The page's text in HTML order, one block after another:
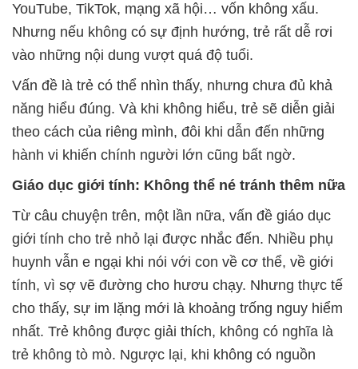
YouTube, TikTok, mạng xã hội… vốn không xấu.
Nhưng nếu không có sự định hướng, trẻ rất dễ rơi
vào những nội dung vượt quá độ tuổi.
Vấn đề là trẻ có thể nhìn thấy, nhưng chưa đủ khả
năng hiểu đúng. Và khi không hiểu, trẻ sẽ diễn giải
theo cách của riêng mình, đôi khi dẫn đến những
hành vi khiến chính người lớn cũng bất ngờ.
Giáo dục giới tính: Không thể né tránh thêm nữa
Từ câu chuyện trên, một lần nữa, vấn đề giáo dục
giới tính cho trẻ nhỏ lại được nhắc đến. Nhiều phụ
huynh vẫn e ngại khi nói với con về cơ thể, về giới
tính, vì sợ vẽ đường cho hươu chạy. Nhưng thực tế
cho thấy, sự im lặng mới là khoảng trống nguy hiểm
nhất. Trẻ không được giải thích, không có nghĩa là
trẻ không tò mò. Ngược lại, khi không có nguồn